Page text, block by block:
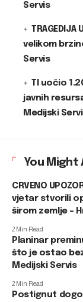
Servis
velikom
Servis
TI uočio
javnih
Medijski
You Might
CRVENO
vjetar stvorili
širom zemlje –
2 Min Read
Planinar
što je ostao
Medijski Servis
2 Min Read
Postignut